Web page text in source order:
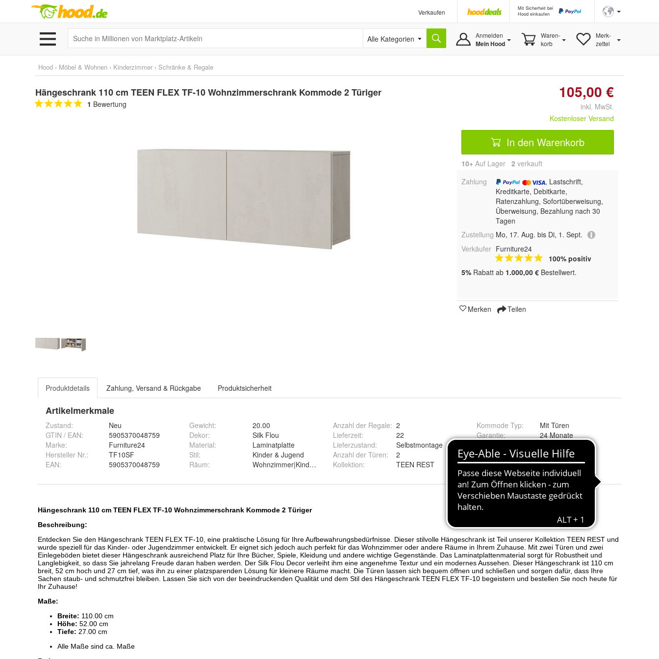
Verkaufen
Mit Sicherheit bei
Hood einkaufen
Alle Kategorien Anmelden
Mein Hood
Waren-
korb
Merk-
zettel
Hood › Möbel & Wohnen › Kinderzimmer › Schränke & Regale
Hängeschrank 110 cm TEEN FLEX TF-10 Wohnzimmerschrank Kommode 2 Türiger
1 Bewertung
105,00 €
inkl. MwSt.
Kostenloser Versand
In den Warenkorb
10+ Auf Lager 2 verkauft
Zahlung
, Lastschrift,
Kreditkarte, Debitkarte,
Ratenzahlung, Sofortüberweisung,
Überweisung, Bezahlung nach 30
Tagen
Zustellung Mo, 17. Aug. bis Di, 1. Sept.
Verkäufer Furniture24
100% positiv
5% Rabatt ab 1.000,00 € Bestellwert.
Merken Teilen
Produktdetails Zahlung, Versand & Rückgabe Produktsicherheit
Artikelmerkmale
Zustand:
Neu
GTIN / EAN:
5905370048759
Marke:
Furniture24
Hersteller Nr.:
TF10SF
EAN: 5905370048759
Gewicht:
20.00
Dekor:
Silk Flou
Material:
Laminatplatte
Stil:
Kinder & Jugend
Räum: Wohnzimmer|Kinderzimmer
Anzahl der Regale: 2
Lieferzeit:
22
Lieferzustand:
Selbstmontage
Anzahl der Türen:
2
Kollektion: TEEN REST
Kommode Typ:
Mit Türen
Garantie:
24 Monate
Höhe :
52.00
Tiefe: 27.00